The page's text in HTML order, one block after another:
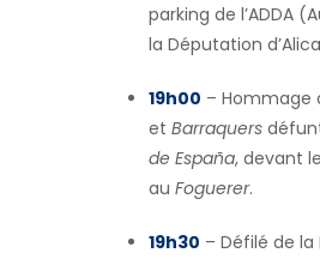
parking de l’ADDA
la Députation
19h00 – Hommage
et Barraquers
de España, devant
au Foguerer.
19h30 – Défilé de